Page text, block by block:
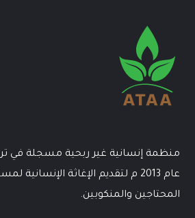
منظمة إنسانية غير ربحية مسجلة في
عام 2013 م لتقديم الإغاثة
المحتاجين والمنكوبين.